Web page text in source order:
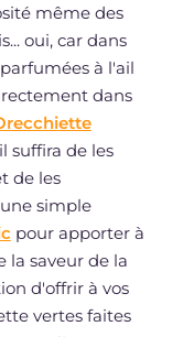
même des
oui, car dans
à l'ail
dans
suffira de les
de les
simple
pour apporter à
la saveur de la
d'offrir à vos
vertes faites